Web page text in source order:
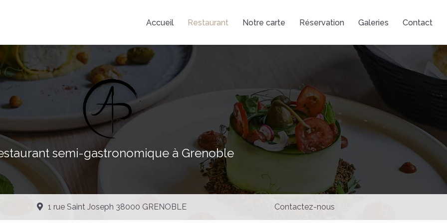
Accueil
Restaurant Notre carte Réservation Galeries Contact
semi-gastronomique à Grenoble
1 rue Saint Joseph 38000 GRENOBLE Contactez-nous